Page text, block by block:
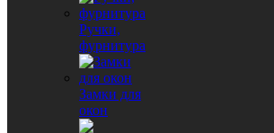
Ручки,
фурнитура
Замки для
окон